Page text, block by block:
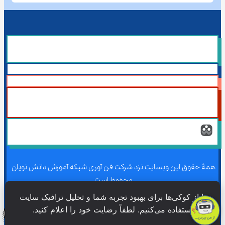
همۀ حقوق این وبسایت نزد شرکت فن آوری شبکه آموزش دانش نویان
محفوظ است.
همۀ حقوق این وبسایت نزد شرکت فن آوری شبکه آموزش دانش نویان
ما از کوکی‌ها برای بهبود تجربه شما و تحلیل ترافیک سایت
استفاده می‌کنیم. لطفاً رضایت خود را اعلام کنید.